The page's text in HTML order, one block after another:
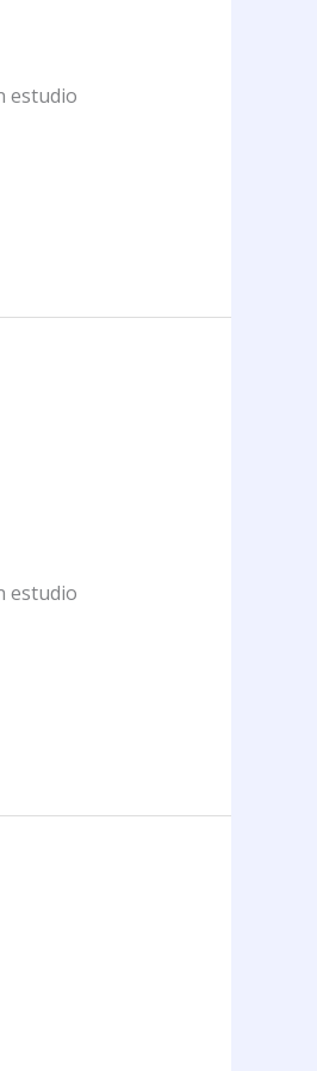
estudio
estudio